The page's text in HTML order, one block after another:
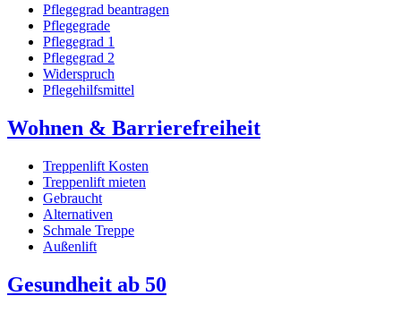
Pflegegrad beantragen
Pflegegrade
Pflegegrad 1
Pflegegrad 2
Widerspruch
Pflegehilfsmittel
Wohnen & Barrierefreiheit
Treppenlift Kosten
Treppenlift mieten
Gebraucht
Alternativen
Schmale Treppe
Außenlift
Gesundheit ab 50